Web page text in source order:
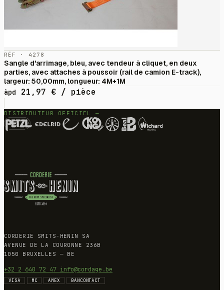
RÉF · 4278
Sangle d'arrimage, bleu, avec tendeur à cliquet, en deux
parties, avec attaches à poussoir (rail de camion E-track),
largeur: 50,00mm, longueur: 4M+1M
àpd
21,97 € / pièce
DISTRIBUTEUR OFFICIEL —
CORDERIE SMITS-HENIN SA
AVENUE DE LA COURONNE 236B
1050 BRUXELLES — BE
+32 2 640 72 47 info@cordage.be
VISA MC AMEX BANCONTACT